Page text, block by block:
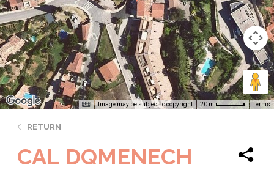
Image may be subject to copyright 20 m Terms
RETURN
CAL DQMENECH